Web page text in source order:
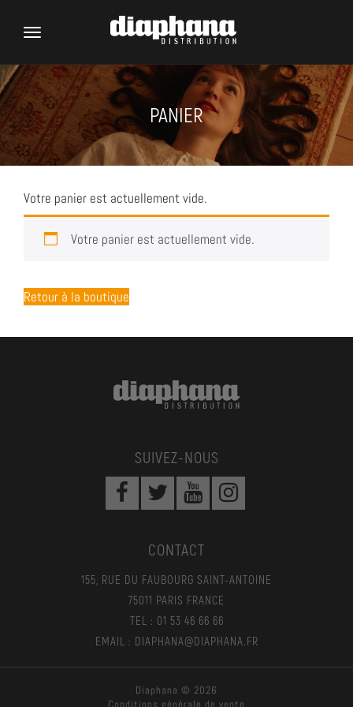
Toggle
PANIER
Votre panier est actuellement vide.
Votre panier est actuellement vide.
Retour à la boutique
SUIVEZ-NOUS
CONTACT
155, RUE DU FAUBOURG SAINT-ANTOINE
75011 PARIS FRANCE
TEL : 01 53 46 66 66
EMAIL : DIAPHANA@DIAPHANA.FR
Diaphana © 2026